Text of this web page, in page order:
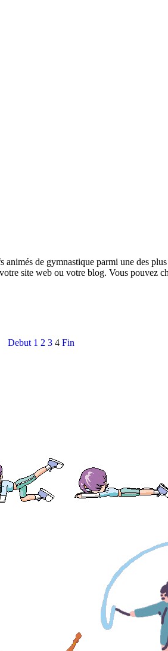
de gymnastique parmi une des
site web ou votre blog. Vous pouvez
Debut 1 2 3 4 Fin